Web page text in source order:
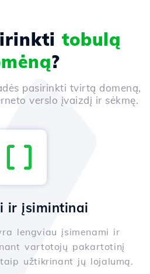
tobulą
?
pasirinkti tvirtą domeną,
verslo įvaizdį ir sėkmę.
ir įsimintinai
lengviau įsimenami ir
vartotojų pakartotinį
užtikrinant jų lojalumą.